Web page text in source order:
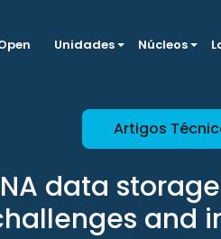
Unidades Núcleos
Artigos
data
and